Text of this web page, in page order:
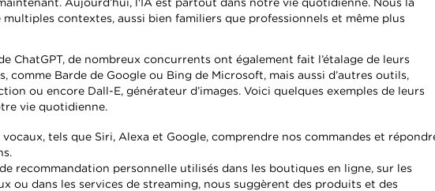
contextes, aussi bien familiers que professionnels et même plus
ChatGPT, de nombreux concurrents ont également fait l’étalage de leurs
comme Barde de Google ou Bing de Microsoft, mais aussi d’autres outils,
ou encore Dall-E, générateur d’images. Voici quelques exemples de leurs
vie quotidienne.
vocaux, tels que Siri, Alexa et Google, comprendre nos commandes et
recommandation personnelle utilisés dans les boutiques en ligne, sur les
ou dans les services de streaming, nous suggèrent des produits et des